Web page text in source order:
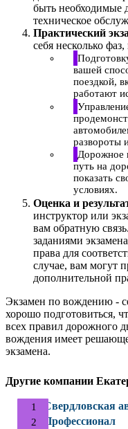
быть необходимые
техническое
Практический
себя несколько
вашей
поездкой,
работают
развороты
Дорожное
путь на
показать
условиях.
Оценка и
инструктор или
вам обратную
заданиями
права для
случае, вам могут
дополнительной
Экзамен по вождению -
хорошо подготовиться,
всех правил дорожного
вождения имеет
экзамена.
Другие компании
Свердловская
Профессионал